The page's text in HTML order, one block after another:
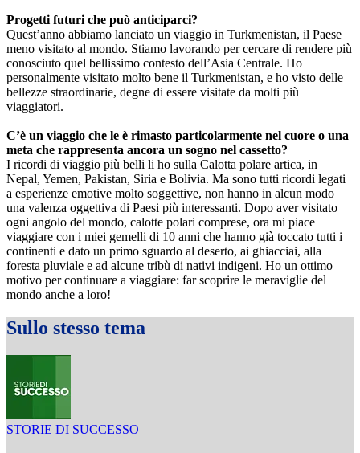
Progetti futuri che può anticiparci?
Quest’anno abbiamo lanciato un viaggio in Turkmenistan, il Paese
meno visitato al mondo. Stiamo lavorando per cercare di rendere più
conosciuto quel bellissimo contesto dell’Asia Centrale. Ho
personalmente visitato molto bene il Turkmenistan, e ho visto delle
bellezze straordinarie, degne di essere visitate da molti più
viaggiatori.
C’è un viaggio che le è rimasto particolarmente nel cuore o una
meta che rappresenta ancora un sogno nel cassetto?
I ricordi di viaggio più belli li ho sulla Calotta polare artica, in
Nepal, Yemen, Pakistan, Siria e Bolivia. Ma sono tutti ricordi legati
a esperienze emotive molto soggettive, non hanno in alcun modo
una valenza oggettiva di Paesi più interessanti. Dopo aver visitato
ogni angolo del mondo, calotte polari comprese, ora mi piace
viaggiare con i miei gemelli di 10 anni che hanno già toccato tutti i
continenti e dato un primo sguardo al deserto, ai ghiacciai, alla
foresta pluviale e ad alcune tribù di nativi indigeni. Ho un ottimo
motivo per continuare a viaggiare: far scoprire le meraviglie del
mondo anche a loro!
Sullo stesso tema
STORIE DI SUCCESSO